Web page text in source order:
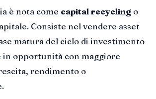
è nota come capital recycling o
Consiste nel vendere asset
matura del ciclo di investimento
opportunità con maggiore
rendimento o